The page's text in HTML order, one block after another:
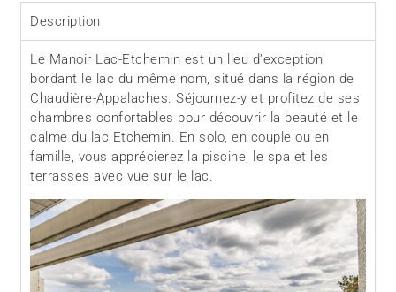
Description
Le Manoir Lac-Etchemin est un lieu d’exception
bordant le lac du même nom, situé dans la région de
Chaudière-Appalaches. Séjournez-y et profitez de ses
chambres confortables pour découvrir la beauté et le
calme du lac Etchemin. En solo, en couple ou en
famille, vous apprécierez la piscine, le spa et les
terrasses avec vue sur le lac.